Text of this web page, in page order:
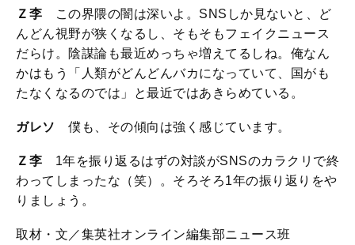
Ｚ李 この界隈の闇は深いよ。SNSしか見ないと、ど
んどん視野が狭くなるし、そもそもフェイクニュース
だらけ。陰謀論も最近めっちゃ増えてるしね。俺なん
かはもう「人類がどんどんバカになっていて、国がも
たなくなるのでは」と最近ではあきらめている。
ガレソ 僕も、その傾向は強く感じています。
Ｚ李 1年を振り返るはずの対談がSNSのカラクリで終
わってしまったな（笑）。そろそろ1年の振り返りをや
りましょう。
取材・文／集英社オンライン編集部ニュース班